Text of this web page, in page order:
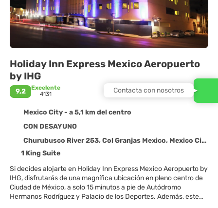
Holiday Inn Express Mexico Aeropuerto
by IHG
9,2
Excelente
4131
Mexico City - a 5,1 km del centro
CON DESAYUNO
Churubusco River 253, Col Granjas Mexico, Mexico City 08400
1 King Suite
Si decides alojarte en Holiday Inn Express Mexico Aeropuerto by
IHG, disfrutarás de una magnífica ubicación en pleno centro de
Ciudad de México, a solo 15 minutos a pie de Autódromo
Hermanos Rodríguez y Palacio de los Deportes. Además, este
Contacta con nosotros